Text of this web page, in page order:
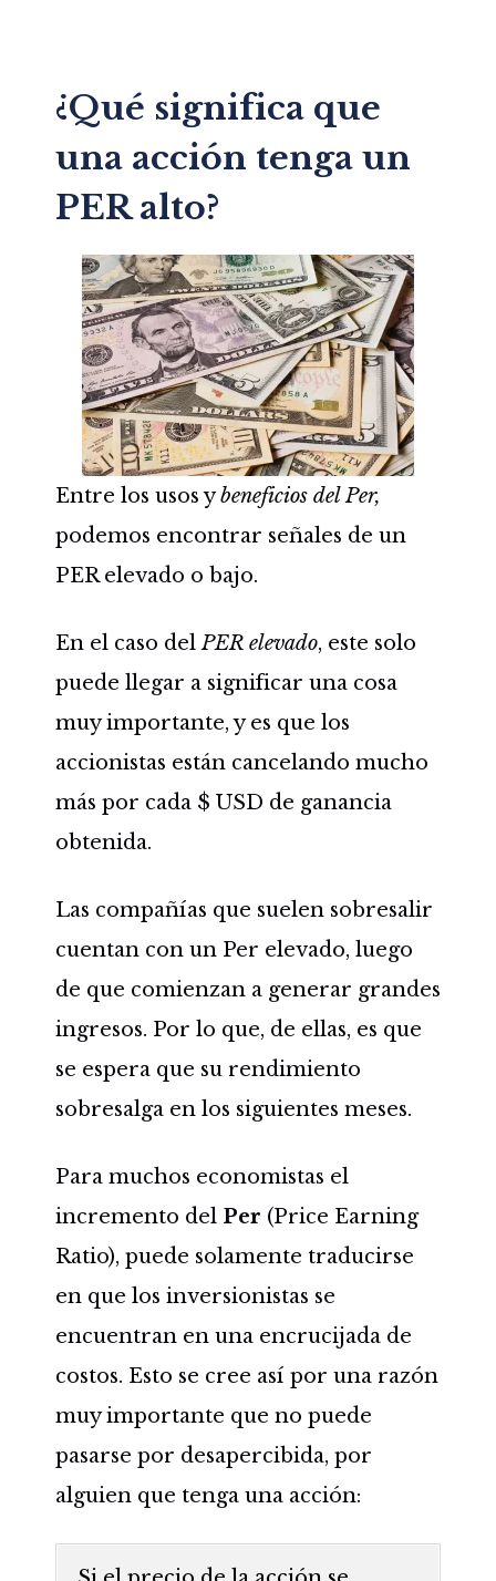
¿Qué significa que
una acción tenga un
PER alto?
Entre los usos ybeneficios del Per,
podemos encontrar señales de un
PER elevado o bajo.
En el caso delPER elevado, este solo
puede llegar a significar una cosa
muy importante, y es que los
accionistas están cancelando mucho
más por cada $ USD de ganancia
obtenida.
Las compañías que suelen sobresalir
cuentan con un Per elevado, luego
de que comienzan a generar grandes
ingresos. Por lo que, de ellas, es que
se espera que su rendimiento
sobresalga en los siguientes meses.
Para muchos economistas el
incremento delPer (Price Earning
Ratio), puede solamente traducirse
en que los inversionistas se
encuentran en una encrucijada de
costos. Esto se cree así por una razón
muy importante que no puede
pasarse por desapercibida, por
alguien que tenga una acción: